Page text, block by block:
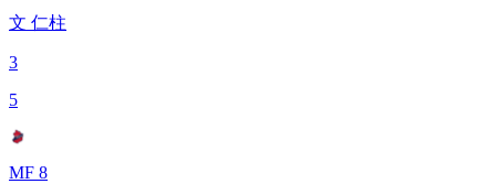
文 仁柱
3
5
MF 8